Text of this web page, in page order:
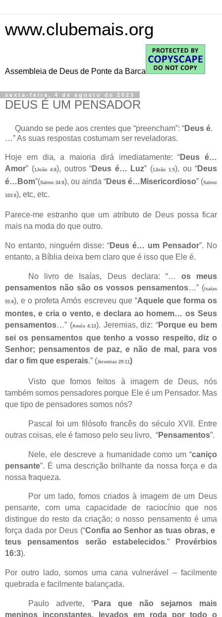
www.clubemais.org
Assembleia de Deus de Ponte da Barca
sexta-feira, 4 de agosto de 2023
DEUS É UM PENSADOR
Quando se pede aos crentes que “preencham”: “Deus é.
…” As suas respostas costumam ser reveladoras.
Hoje em dia, a maioria dirá imediatamente: “Deus é…
Amor” (1João 4:8), outros “Deus é… Luz” (1João 1:5), ou “Deus
é…Bom”(Salmo 34:8), ou ainda “Deus é…Misericordioso” (Salmo
103:8), etc, etc.
Parece-me estranho que um atributo de Deus possa ficar
mais na moda do que outro.
No entanto, ninguém disse: “Deus é… um Pensador”. No
entanto, a Bíblia deixa bem claro que é isso que Ele é.
No livro de Isaías, Deus declara: “… os meus
pensamentos não são os vossos pensamentos…” ( Isaías
55:8), e o profeta Amós escreveu que “Aquele que forma os
montes, e cria o vento, e declara ao homem… os Seus
pensamentos…” (Amós 4:13). Jeremias, diz: “Porque eu bem
sei os pensamentos que tenho a vosso respeito, diz o
Senhor; pensamentos de paz, e não de mal, para vos
dar o fim que esperais.” (Jeremias 29:11)
Visto que fomos feitos à imagem de Deus, nós
também somos pensadores porque Ele é um Pensador. Mas
que tipo de pensadores somos nós?
Pascal foi um filósofo francês do século XVII. Entre
outras coisas, ele é famoso pelo seu livro, “Pensamentos”.
Nele, ele descreve a humanidade como um “caniço
pensante”. É uma descrição brilhante da nossa força e da
nossa fraqueza.
Por um lado, fomos criados à imagem de um Deus
pensante, com uma capacidade de raciocínio que nos
distingue do resto da criação; o nosso pensamento é uma
força dada por Deus (“Confia ao Senhor as tuas obras, e
teus pensamentos serão estabelecidos.”
Provérbios
16:3).
Por outro lado, somos uma cana vulnerável – facilmente
quebrada e facilmente balançada.
Paulo adverte, “Para que não sejamos mais
meninos inconstantes, levados em roda por todo o